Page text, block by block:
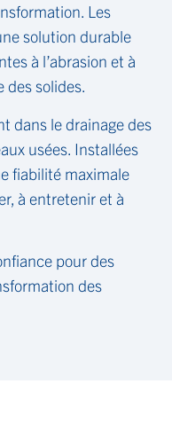
Les
solution durable
à l’abrasion et à
des solides.
dans le drainage des
usées. Installées
fiabilité maximale
à entretenir et à
pour des
des